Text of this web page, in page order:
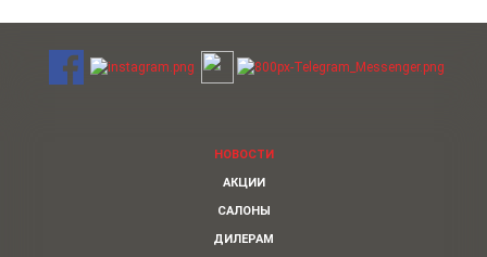
НОВОСТИ
АКЦИИ
САЛОНЫ
ДИЛЕРАМ